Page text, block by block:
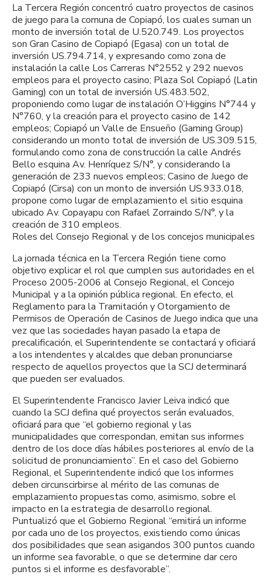
La Tercera Región concentró cuatro proyectos de casinos
de juego para la comuna de Copiapó, los cuales suman un
monto de inversión total de U.520.749. Los proyectos
son Gran Casino de Copiapó (Egasa) con un total de
inversión US.794.714, y expresando como zona de
instalación la calle Los Carreras N°2552 y 292 nuevos
empleos para el proyecto casino; Plaza Sol Copiapó (Latin
Gaming) con un total de inversión US.483.502,
proponiendo como lugar de instalación O’Higgins N°744 y
N°760, y la creación para el proyecto casino de 142
empleos; Copiapó un Valle de Ensueño (Gaming Group)
considerando un monto total de inversión de US.309.515,
formulando como zona de construcción la calle Andrés
Bello esquina Av. Henríquez S/N°, y considerando la
generación de 233 nuevos empleos; Casino de Juego de
Copiapó (Cirsa) con un monto de inversión US.933.018,
propone como lugar de emplazamiento el sitio esquina
ubicado Av. Copayapu con Rafael Zorraindo S/N°, y la
creación de 310 empleos.
Roles del Consejo Regional y de los concejos municipales
La jornada técnica en la Tercera Región tiene como
objetivo explicar el rol que cumplen sus autoridades en el
Proceso 2005-2006 al Consejo Regional, el Concejo
Municipal y a la opinión pública regional. En efecto, el
Reglamento para la Tramitación y Otorgamiento de
Permisos de Operación de Casinos de Juego indica que una
vez que las sociedades hayan pasado la etapa de
precalificación, el Superintendente se contactará y oficiará
a los intendentes y alcaldes que deban pronunciarse
respecto de aquellos proyectos que la SCJ determinará
que pueden ser evaluados.
El Superintendente Francisco Javier Leiva indicó que
cuando la SCJ defina qué proyectos serán evaluados,
oficiará para que “el gobierno regional y las
municipalidades que correspondan, emitan sus informes
dentro de los doce días hábiles posteriores al envío de la
solicitud de pronunciamiento”. En el caso del Gobierno
Regional, el Superintendente indicó que los informes
deben circunscirbirse al mérito de las comunas de
emplazamiento propuestas como, asimismo, sobre el
impacto en la estrategia de desarrollo regional.
Puntualizó que el Gobierno Regional “emitirá un informe
por cada uno de los proyectos, existiendo como únicas
dos posibilidades que sean asigandos 300 puntos cuando
un informe sea favorable, o que se determine dar cero
puntos si el informe es desfavorable”.